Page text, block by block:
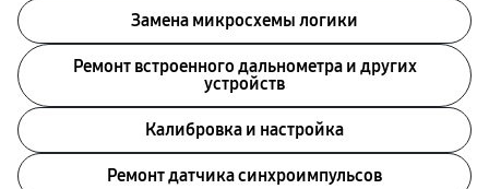
Замена микросхемы логики
Ремонт встроенного дальнометра и других
устройств
Калибровка и настройка
Ремонт датчика синхроимпульсов